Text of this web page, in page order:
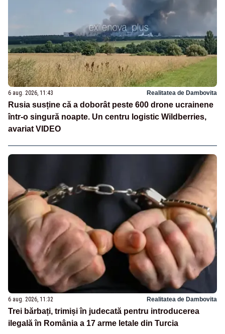
6 aug. 2026, 11:43 Realitatea de Dambovita
Rusia susține că a doborât peste 600 drone ucrainene
într-o singură noapte. Un centru logistic Wildberries,
avariat VIDEO
6 aug. 2026, 11:32 Realitatea de Dambovita
Trei bărbați, trimiși în judecată pentru introducerea
ilegală în România a 17 arme letale din Turcia